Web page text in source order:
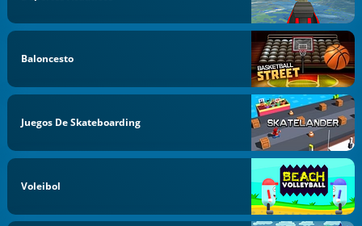
Baloncesto
Juegos De Skateboarding
Voleibol